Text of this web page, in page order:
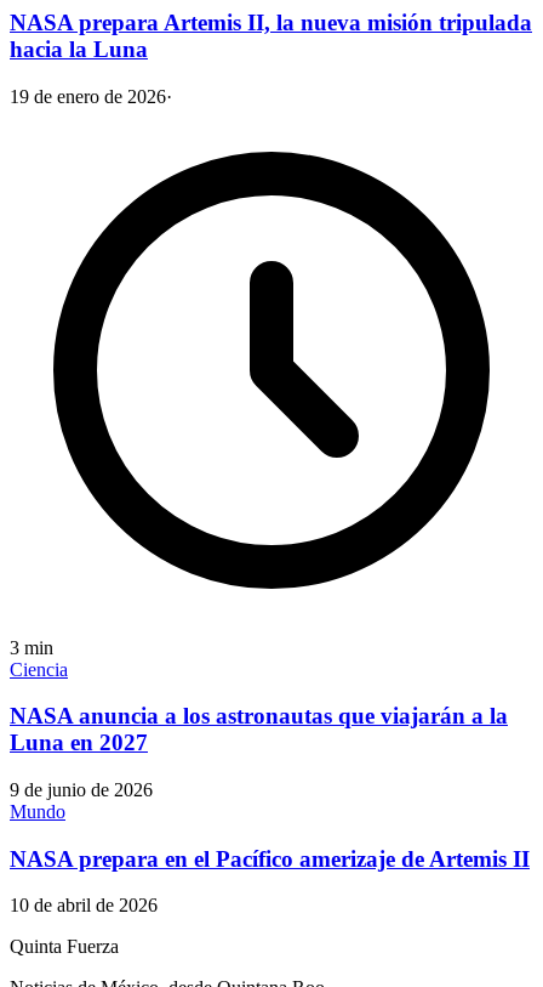
NASA prepara Artemis II, la nueva misión tripulada
hacia la Luna
19 de enero de 2026·
3 min
Ciencia
NASA anuncia a los astronautas que viajarán a la
Luna en 2027
9 de junio de 2026
Mundo
NASA prepara en el Pacífico amerizaje de Artemis II
10 de abril de 2026
Quinta Fuerza